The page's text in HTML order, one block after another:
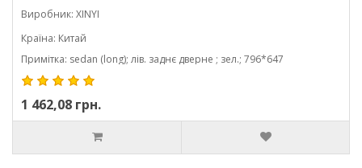
Виробник: XINYI
Країна: Китай
Примітка: sedan (long); лів. заднє дверне ; зел.; 796*647
1 462,08 грн.